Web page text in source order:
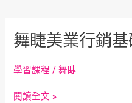
舞睫美業行銷
學習課程 /舞睫
舞
睫
美
行
閱讀全文 »